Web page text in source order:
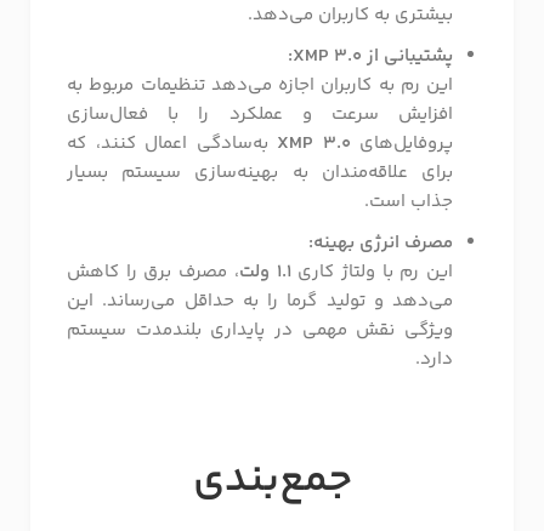
بیشتری به کاربران می‌دهد.
پشتیبانی از XMP 3.0:
این رم به کاربران اجازه می‌دهد تنظیمات مربوط به
افزایش سرعت و عملکرد را با فعال‌سازی
پروفایل‌های XMP 3.0 به‌سادگی اعمال کنند، که
برای علاقه‌مندان به بهینه‌سازی سیستم بسیار
جذاب است.
مصرف انرژی بهینه:
این رم با ولتاژ کاری 1.1 ولت
، مصرف برق را کاهش
می‌دهد و تولید گرما را به حداقل می‌رساند. این
ویژگی نقش مهمی در پایداری بلندمدت سیستم
دارد.
جمع‌بندی